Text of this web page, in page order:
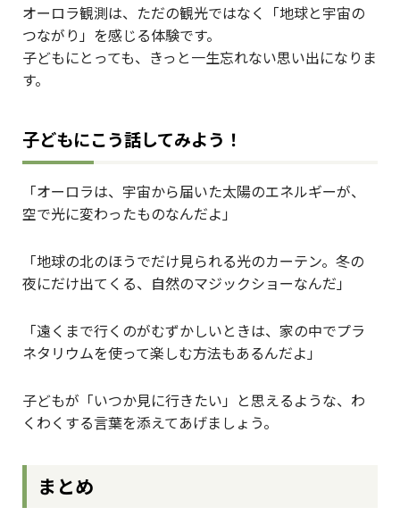
オーロラ観測は、ただの観光ではなく「地球と宇宙の
つながり」を感じる体験です。
子どもにとっても、きっと一生忘れない思い出になりま
す。
子どもにこう話してみよう！
「オーロラは、宇宙から届いた太陽のエネルギーが、
空で光に変わったものなんだよ」
「地球の北のほうでだけ見られる光のカーテン。冬の
夜にだけ出てくる、自然のマジックショーなんだ」
「遠くまで行くのがむずかしいときは、家の中でプラ
ネタリウムを使って楽しむ方法もあるんだよ」
子どもが「いつか見に行きたい」と思えるような、わ
くわくする言葉を添えてあげましょう。
まとめ